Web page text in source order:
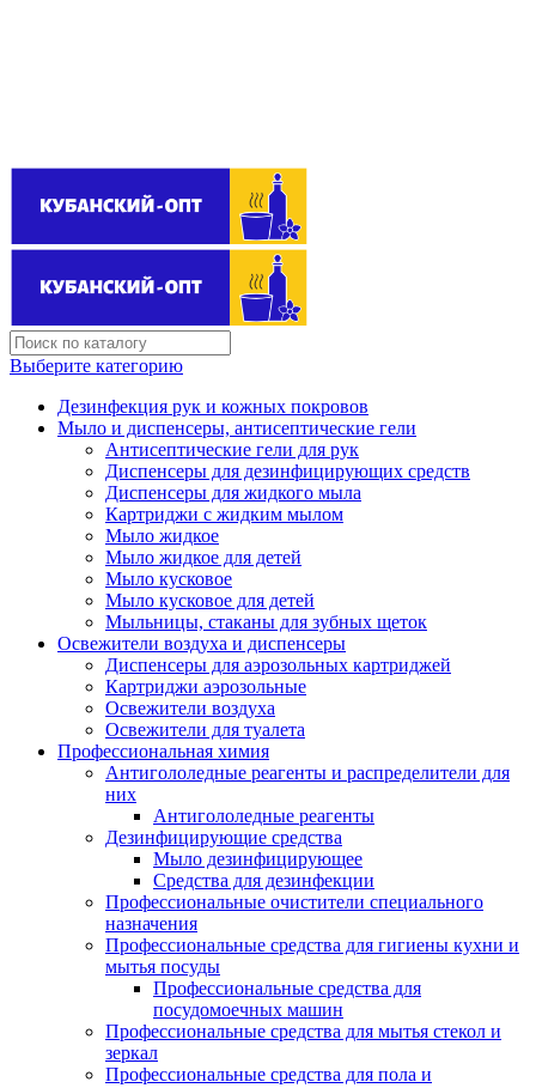
Выберите категорию
Дезинфекция рук и кожных покровов
Мыло и диспенсеры, антисептические гели
Антисептические гели для рук
Диспенсеры для дезинфицирующих средств
Диспенсеры для жидкого мыла
Картриджи с жидким мылом
Мыло жидкое
Мыло жидкое для детей
Мыло кусковое
Мыло кусковое для детей
Мыльницы, стаканы для зубных щеток
Освежители воздуха и диспенсеры
Диспенсеры для аэрозольных картриджей
Картриджи аэрозольные
Освежители воздуха
Освежители для туалета
Профессиональная химия
Антигололедные реагенты и распределители для
них
Антигололедные реагенты
Дезинфицирующие средства
Мыло дезинфицирующее
Средства для дезинфекции
Профессиональные очистители специального
назначения
Профессиональные средства для гигиены кухни и
мытья посуды
Профессиональные средства для
посудомоечных машин
Профессиональные средства для мытья стекол и
зеркал
Профессиональные средства для пола и